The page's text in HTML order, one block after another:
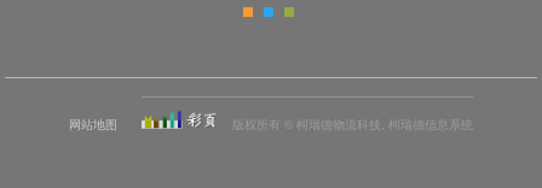
网站地图 版权所有 © 柯瑞德物流科技, 柯瑞德信息系统